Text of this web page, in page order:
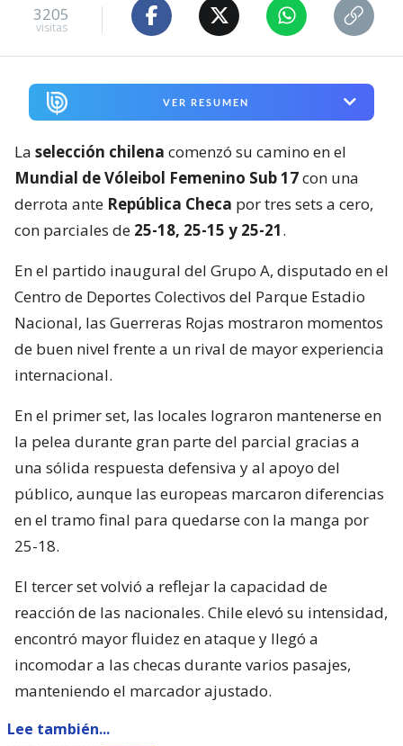
3205
visitas
VER RESUMEN
La selección chilena comenzó su camino en el
Mundial de Vóleibol Femenino Sub 17con una
derrota ante República Checa por tres sets a cero,
con parciales de 25-18, 25-15 y 25-21.
En el partido inaugural del Grupo A, disputado en el
Centro de Deportes Colectivos del Parque Estadio
Nacional, las Guerreras Rojas mostraron momentos
de buen nivel frente a un rival de mayor experiencia
internacional.
En el primer set, las locales lograron mantenerse en
la pelea durante gran parte del parcial gracias a
una sólida respuesta defensiva y al apoyo del
público, aunque las europeas marcaron diferencias
en el tramo final para quedarse con la manga por
25-18.
El tercer set volvió a reflejar la capacidad de
reacción de las nacionales. Chile elevó su intensidad,
encontró mayor fluidez en ataque y llegó a
incomodar a las checas durante varios pasajes,
manteniendo el marcador ajustado.
Lee también...